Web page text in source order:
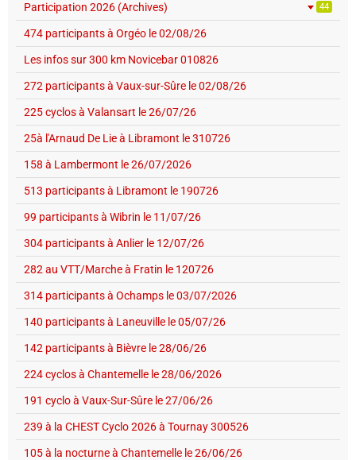
Participation 2026 (Archives) 44
474 participants à Orgéo le 02/08/26
Les infos sur 300 km Novicebar 010826
272 participants à Vaux-sur-Sûre le 02/08/26
225 cyclos à Valansart le 26/07/26
25à l'Arnaud De Lie à Libramont le 310726
158 à Lambermont le 26/07/2026
513 participants à Libramont le 190726
99 participants à Wibrin le 11/07/26
304 participants à Anlier le 12/07/26
282 au VTT/Marche à Fratin le 120726
314 participants à Ochamps le 03/07/2026
140 participants à Laneuville le 05/07/26
142 participants à Bièvre le 28/06/26
224 cyclos à Chantemelle le 28/06/2026
191 cyclo à Vaux-Sur-Sûre le 27/06/26
239 à la CHEST Cyclo 2026 à Tournay 300526
105 à la nocturne à Chantemelle le 26/06/26